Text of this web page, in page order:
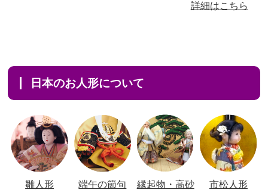
詳細はこちら
日本のお人形について
雛人形 端午の節句
縁起物・高砂
市松人形